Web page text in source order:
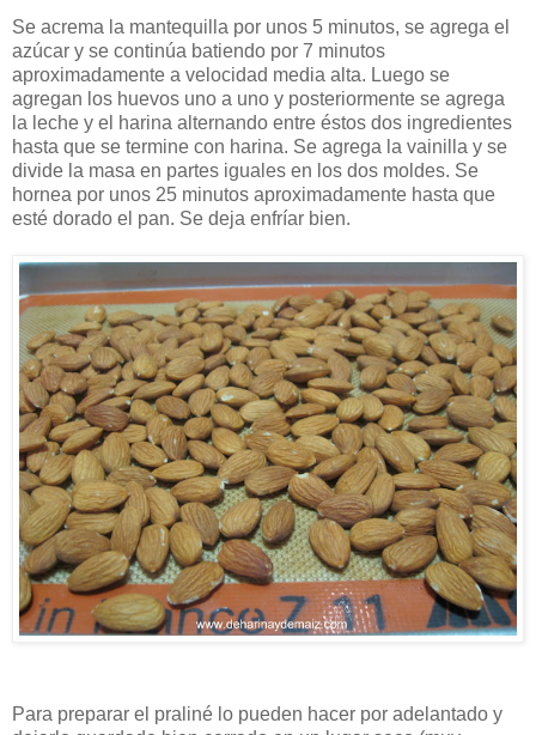
Se acrema la mantequilla por unos 5 minutos, se agrega el
azúcar y se continúa batiendo por 7 minutos
aproximadamente a velocidad media alta. Luego se
agregan los huevos uno a uno y posteriormente se agrega
la leche y el harina alternando entre éstos dos ingredientes
hasta que se termine con harina. Se agrega la vainilla y se
divide la masa en partes iguales en los dos moldes. Se
hornea por unos 25 minutos aproximadamente hasta que
esté dorado el pan. Se deja enfríar bien.
Para preparar el praliné lo pueden hacer por adelantado y